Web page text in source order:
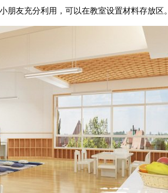
友充分利用，可以在教室设置材料存放区。